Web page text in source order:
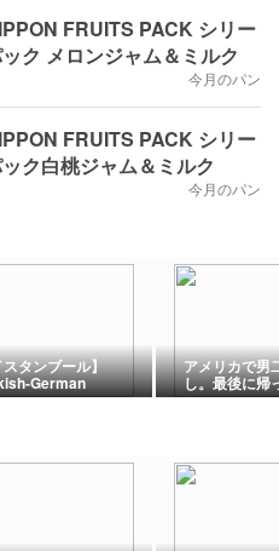
FRUITS PACK シリー
ク メロンジャム＆ミルク
今月のパン
FRUITS PACK シリー
ク白桃ジャム＆ミルク
今月のパン
タンブール】
German
& Cafeへ｜本
アメリカで男
し。最後に帰
は、昭和の定